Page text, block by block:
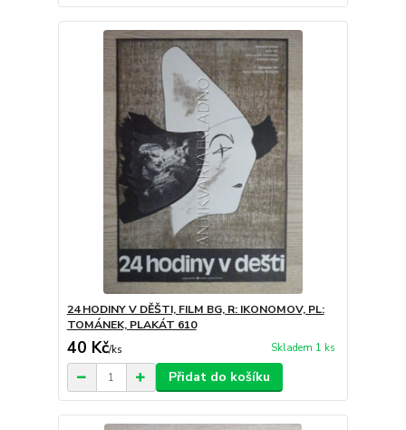
24 HODINY V DĚŠTI, FILM BG, R: IKONOMOV, PL:
TOMÁNEK, PLAKÁT 610
40 Kč/ks Skladem 1 ks
Přidat do košíku